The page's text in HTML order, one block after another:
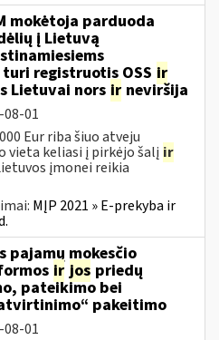
mokėtoja parduoda
į Lietuvą
registruotis OSS ir
Lietuvai nors ir neviršija
08-01
Eur riba šiuo atveju
vieta keliasi į pirkėjo šalį ir
įmonei reikia
MĮP 2021 » E-prekyba ir
pajamų mokesčio
ir jos priedų
pateikimo bei
pakeitimo
08-01